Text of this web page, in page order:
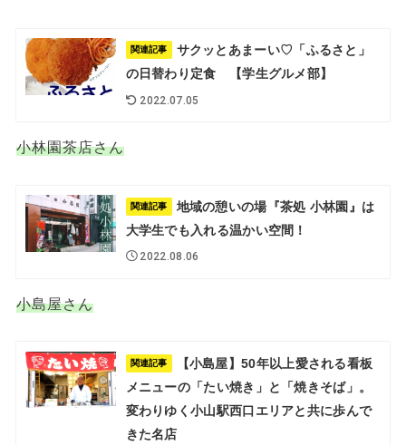
関連記事
サクッとあまーい♡「ふるさと」
の日替わり定食 【学生グルメ部】
2022.07.05
小林園茶店さん
関連記事
地域の憩いの場『茶処 小林園』は
大学生でも入れる温かい空間！
2022.08.06
小島屋さん
関連記事
【小島屋】50年以上愛される看板
メニューの「たい焼き」と「焼きそば」。
変わりゆく小山駅西口エリアと共に歩んで
きた名店